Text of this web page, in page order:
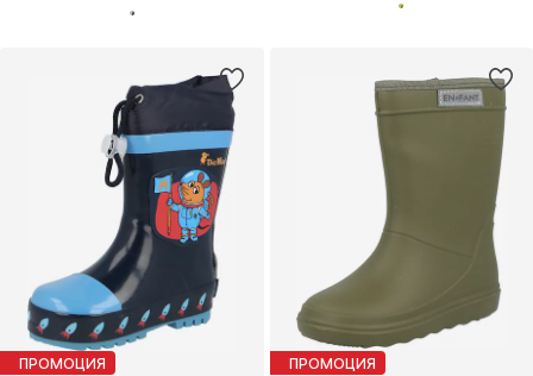
ПРОМОЦИЯ ПРОМОЦИЯ